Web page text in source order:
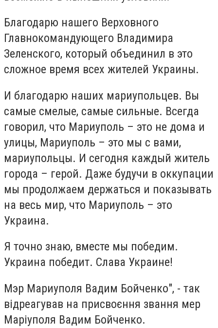
Благодарю нашего Верховного
Главнокомандующего Владимира
Зеленского, который объединил в это
сложное время всех жителей Украины.
И благодарю наших мариупольцев. Вы
самые смелые, самые сильные. Всегда
говорил, что Мариуполь – это не дома и
улицы, Мариуполь – это мы с вами,
мариупольцы. И сегодня каждый житель
города – герой. Даже будучи в оккупации
мы продолжаем держаться и показывать
на весь мир, что Мариуполь – это
Украина.
Я точно знаю, вместе мы победим.
Украина победит. Слава Украине!
Мэр Мариуполя Вадим Бойченко", - так
відреагував на присвоєння звання мер
Маріуполя Вадим Бойченко.